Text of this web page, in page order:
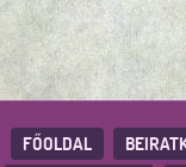
FŐOLDAL